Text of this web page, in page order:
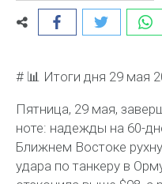
# 📊 Итоги дня 29 мая
Пятница, 29 мая,
ноте: надежды на 60-
Ближнем Востоке
удара по танкеру в